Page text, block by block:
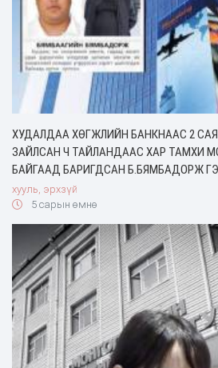
ХУДАЛДАА ХӨГЖЛИЙН БАНКНААС 2
ЗАЙЛСАН Ч ТАЙЛАНДААС ХАР ТАМХИ
БАЙГААД БАРИГДСАН Б.БЯМБАДОРЖ
хууль, эрхзүй
5 сарын өмнө